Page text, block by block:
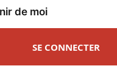
de moi
SE CONNECTER